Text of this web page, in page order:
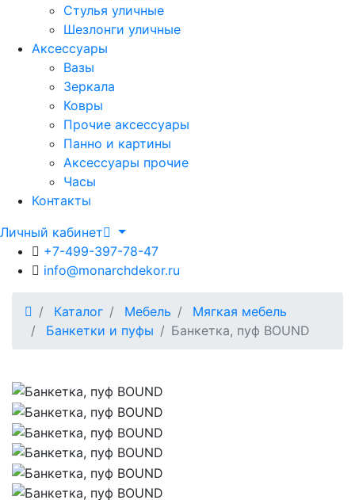
Стулья уличные
Шезлонги уличные
Аксессуары
Вазы
Зеркала
Ковры
Прочие аксессуары
Панно и картины
Аксессуары прочие
Часы
Контакты
Личный кабинет
+7-499-397-78-47
info@monarchdekor.ru
Каталог Мебель
Мягкая мебель
Банкетки и пуфы
Банкетка, пуф BOUND